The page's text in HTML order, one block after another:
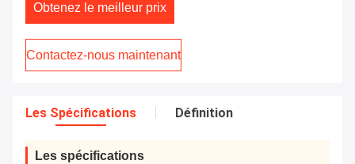
Obtenez le meilleur prix
Contactez-nous maintenant
Les Spécifications Définition
Les spécifications